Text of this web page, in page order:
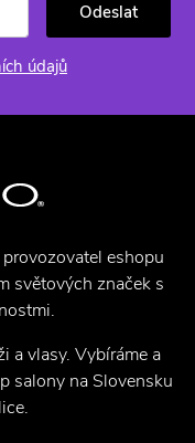
Odeslat
údajů
eshopu
světových značek s
a vlasy. Vybíráme a
salony na Slovensku